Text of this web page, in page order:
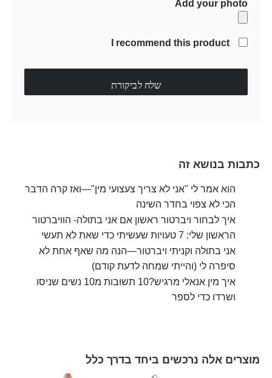
Add your photo
I recommend this product
שלח לביקורת
כתבות בנושא זה
הוא אמר לי "אני לא צריך צעצועי מין"—ואז קרה הדבר
הכי לא צפוי בחדר השינה
איך לבחור ויברטור ראשון אם אני בתולה- הוויברטור
הראשון שלי: 7 טעויות שעשיתי כדי שאת לא תעשי
אני בתולה וקניתי ויברטור—הנה מה שאף אחת לא
סיפרה לי (והייתי שמחה לדעת קודם)
איך מין אנאלי מרגיש?10 תשובות מ10 נשים שניסו
ושרדו כדי לספר
מוצרים אלה נרכשים ביחד בדרך כלל